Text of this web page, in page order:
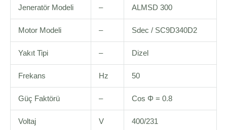
Jeneratör Modeli – ALMSD 300
Motor Modeli – Sdec / SC9D340D2
Yakıt Tipi – Dizel
Frekans Hz 50
Güç Faktörü – Cos Φ = 0.8
Voltaj V 400/231